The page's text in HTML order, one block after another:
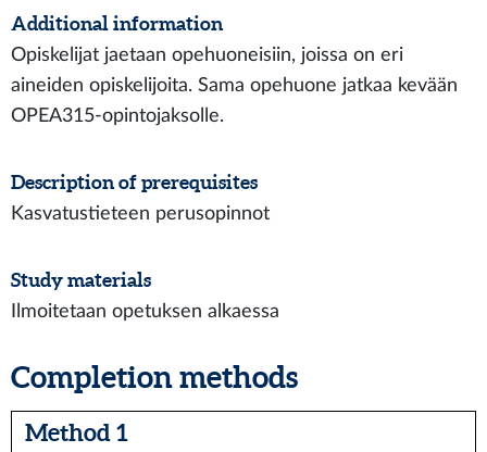
Additional information
Opiskelijat jaetaan opehuoneisiin, joissa on eri
aineiden opiskelijoita. Sama opehuone jatkaa kevään
OPEA315-opintojaksolle.
Description of prerequisites
Kasvatustieteen perusopinnot
Study materials
Ilmoitetaan opetuksen alkaessa
Completion methods
Method 1